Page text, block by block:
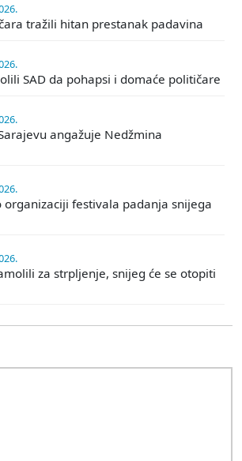
tražili hitan prestanak padavina
SAD da pohapsi i domaće političare
angažuje Nedžmina
organizaciji festivala padanja snijega
za strpljenje, snijeg će se otopiti